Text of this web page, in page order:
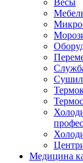
Весы
Медицина